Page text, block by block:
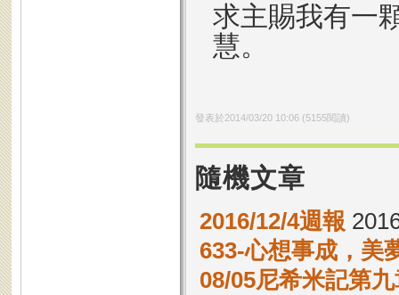
求主賜我有一
慧。
發表於2014/03/20 10:06(5155閱讀)
隨機文章
2016/12/4週報
633-心想事成，美
08/05尼希米記第